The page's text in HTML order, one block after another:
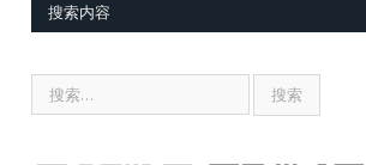
搜索内容